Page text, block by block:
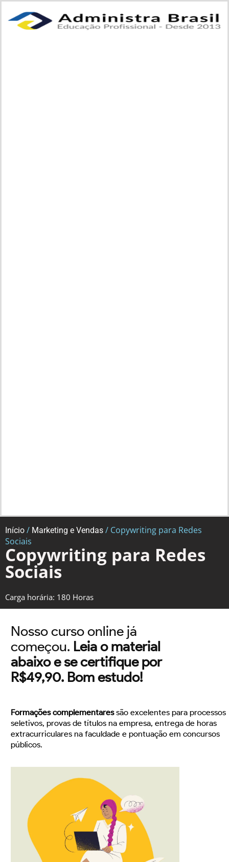
Início / Marketing e Vendas / Copywriting para Redes
Sociais
Copywriting para Redes
Sociais
Carga horária: 180 Horas
Nosso curso online já
começou. Leia o material
abaixo e se certifique por
R$49,90. Bom estudo!
Formações complementaressão excelentes para processos
seletivos, provas de títulos na empresa, entrega de horas
extracurriculares na faculdade e pontuação em concursos
públicos.